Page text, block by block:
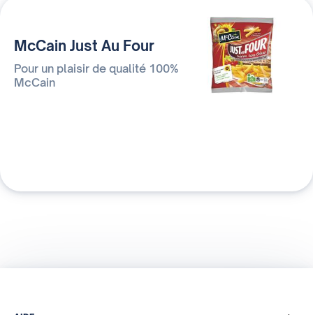
McCain Just Au Four
Pour un plaisir de qualité 100%
McCain